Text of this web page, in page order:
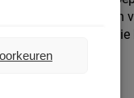
bevoegdheden
ook mensen
zijn.